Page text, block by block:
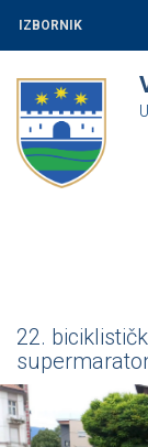
IZBORNIK
22.